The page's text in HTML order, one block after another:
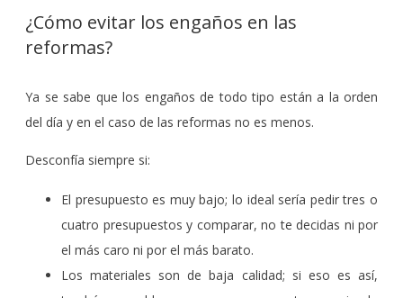
¿Cómo evitar los engaños en las
reformas?
Ya se sabe que los engaños de todo tipo están a la orden
del día y en el caso de las reformas no es menos.
Desconfía siempre si:
El presupuesto es muy bajo; lo ideal sería pedir tres o
cuatro presupuestos y comparar, no te decidas ni por
el más caro ni por el más barato.
Los materiales son de baja calidad; si eso es así,